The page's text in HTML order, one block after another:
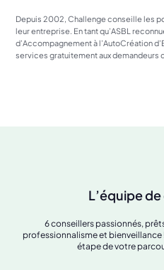
Depuis 2002, Challenge conseille les
leur entreprise. En tant qu’ASBL
d’Accompagnement à l’AutoCréation
services gratuitement aux demandeurs
L’équipe
6 conseillers passionnés,
professionnalisme et bienveillance
étape de votre